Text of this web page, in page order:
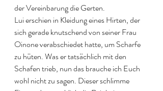
der Vereinbarung die Gerten.
Lui erschien in Kleidung eines Hirten, der
sich gerade knutschend von seiner Frau
Oinone verabschiedet hatte, um Scharfe
zu hüten. Was er tatsächlich mit den
Schafen trieb, nun das brauche ich Euch
wohl nicht zu sagen. Dieser schlimme